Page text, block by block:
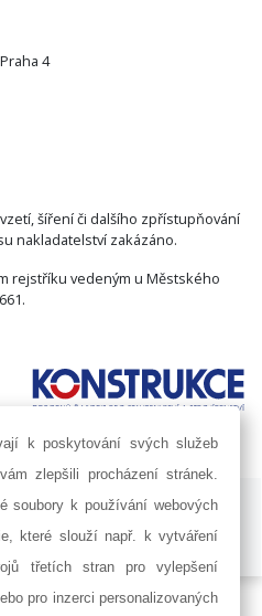
4
šíření či dalšího zpřístupňování
nakladatelství zakázáno.
rejstříku vedeným u Městského
POWER agency a.s. |
Nastavení
Railsformers s.r.o.
k poskytování svých služeb
zlepšili procházení stránek.
soubory k používání webových
které slouží např. k vytváření
třetích stran pro vylepšení
pro inzerci personalizovaných